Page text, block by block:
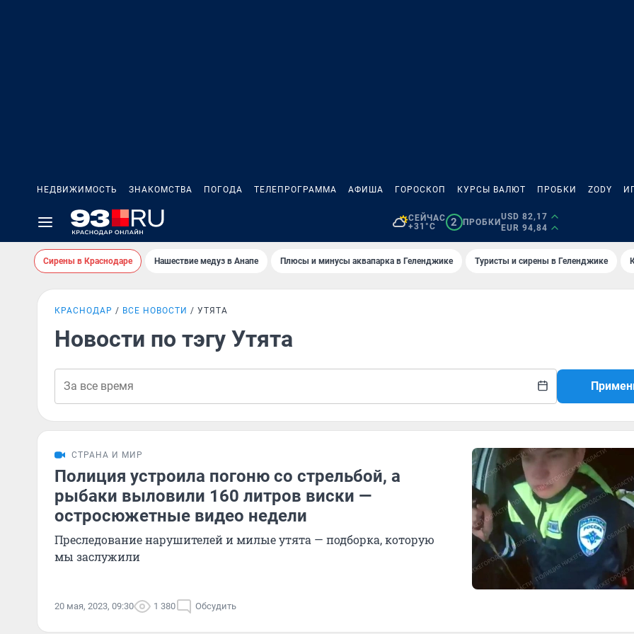
НЕДВИЖИМОСТЬ ЗНАКОМСТВА ПОГОДА ТЕЛЕПРОГРАММА АФИША ГОРОСКОП КУРСЫ ВАЛЮТ ПРОБКИ ZODY
СЕЙЧАС
+31°C
2 ПРОБКИ
USD 82,17
EUR 94,84
Сирены в Краснодаре Нашествие медуз в Анапе Плюсы и минусы аквапарка в Геленджике Туристы и сирены в Геленджике
КРАСНОДАР ВСЕ НОВОСТИ УТЯТА
Новости по тэгу Утята
СТРАНА И МИР
Полиция устроила погоню со стрельбой, а
рыбаки выловили 160 литров виски —
остросюжетные видео недели
Преследование нарушителей и милые утята — подборка, которую
мы заслужили
20 мая, 2023, 09:30 1 380 Обсудить